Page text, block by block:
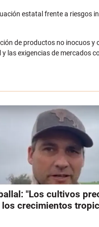
estatal frente a riesgos
de productos no inocuos y
las exigencias de mercados
"Los cultivos
crecimientos